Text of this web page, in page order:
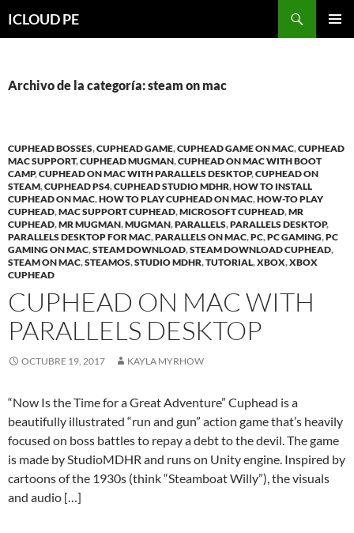
hacia
ICLOUD PE
Archivo de la categoría: steam on mac
CUPHEAD BOSSES,CUPHEAD GAME,CUPHEAD GAME ON MAC,CUPHEAD
MAC SUPPORT,CUPHEAD MUGMAN,CUPHEAD ON MAC WITH BOOT
CAMP,CUPHEAD ON MAC WITH PARALLELS DESKTOP,CUPHEAD ON
STEAM,CUPHEAD PS4,CUPHEAD STUDIO MDHR,HOW TO INSTALL
CUPHEAD ON MAC,HOW TO PLAY CUPHEAD ON MAC,HOW-TO PLAY
CUPHEAD,MAC SUPPORT CUPHEAD,MICROSOFT CUPHEAD,MR
CUPHEAD,MR MUGMAN,MUGMAN,PARALLELS,PARALLELS DESKTOP,
PARALLELS DESKTOP FOR MAC,PARALLELS ON MAC,PC,PC GAMING,PC
GAMING ON MAC,STEAM DOWNLOAD,STEAM DOWNLOAD CUPHEAD,
STEAM ON MAC,STEAMOS,STUDIO MDHR,TUTORIAL,XBOX,XBOX
CUPHEAD
CUPHEAD ON MAC WITH
PARALLELS DESKTOP
OCTUBRE 19, 2017 KAYLA MYRHOW
“Now Is the Time for a Great Adventure” Cuphead is a
beautifully illustrated “run and gun” action game that’s heavily
focused on boss battles to repay a debt to the devil. The game
is made by StudioMDHR and runs on Unity engine. Inspired by
cartoons of the 1930s (think “Steamboat Willy”), the visuals
and audio […]